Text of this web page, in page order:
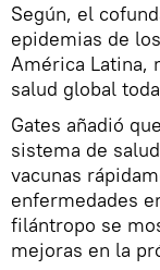
Según, el
epidemias de
América Latina,
salud global
Gates añadió
sistema de
vacunas
enfermedades
filántropo se
mejoras en la